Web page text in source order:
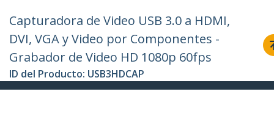
Capturadora de Video USB 3.0 a HDMI,
DVI, VGA y Video por Componentes -
Grabador de Video HD 1080p 60fps
ID del Producto: USB3HDCAP